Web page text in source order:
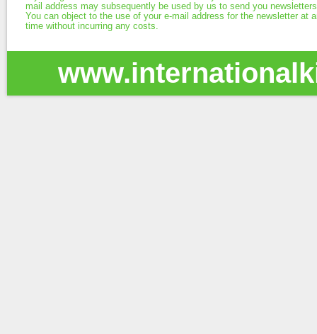
mail address may subsequently be used by us to send you
You can object to the use of your e-mail address for the newsletter at
time without incurring any costs.